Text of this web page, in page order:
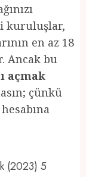
kuruluşlar,
en az 18
Ancak bu
açmak
çünkü
(2023) 5